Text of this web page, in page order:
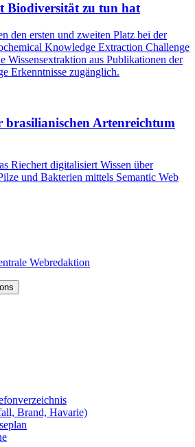
Biodiversität zu tun hat
den ersten und zweiten Platz bei der
Knowledge Extraction Challenge
Wissensextraktion aus Publikationen der
Erkenntnisse zugänglich.
brasilianischen Artenreichtum
Riechert digitalisiert Wissen über
und Bakterien mittels Semantic Web
Webredaktion
Brand, Havarie)